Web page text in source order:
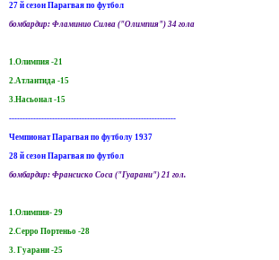
27 й сезон Парагвая по футбол
бомбардир: Фламинио Силва ("Олимпия") 34 гола
1.Олимпия -21
2.Атлантида -15
3.Насьонал -15
--------------------------------------------------------------
Чемпионат Парагвая по футболу 1937
28 й сезон Парагвая по футбол
бомбардир: Франсиско Соса ("Гуарани") 21 гол.
1.Олимпия- 29
2.Серро Портеньо -28
3. Гуарани -25